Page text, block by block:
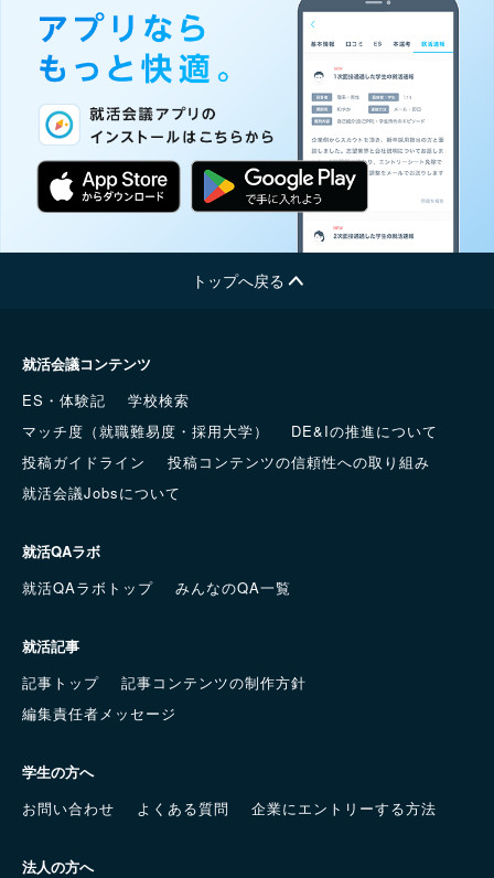
トップへ戻る
就活会議コンテンツ
ES・体験記
学校検索
マッチ度（就職難易度・採用大学）
DE&Iの推進について
投稿ガイドライン
投稿コンテンツの信頼性への取り組み
就活会議Jobsについて
就活QAラボ
就活QAラボトップ
みんなのQA一覧
就活記事
記事トップ
記事コンテンツの制作方針
編集責任者メッセージ
学生の方へ
お問い合わせ
よくある質問 企業にエントリーする方法
法人の方へ